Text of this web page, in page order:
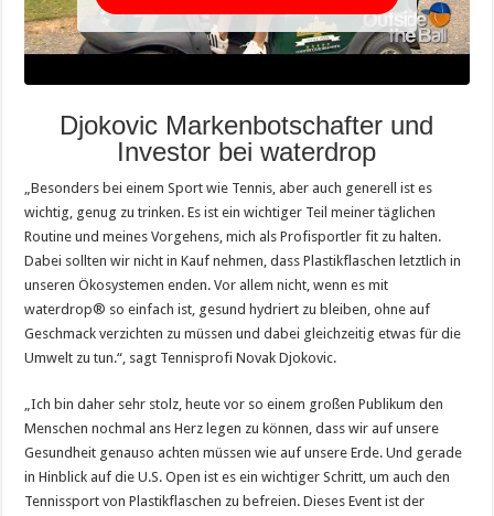
Djokovic Markenbotschafter und
Investor bei waterdrop
„Besonders bei einem Sport wie Tennis, aber auch generell ist es
wichtig, genug zu trinken. Es ist ein wichtiger Teil meiner täglichen
Routine und meines Vorgehens, mich als Profisportler fit zu halten.
Dabei sollten wir nicht in Kauf nehmen, dass Plastikflaschen letztlich in
unseren Ökosystemen enden. Vor allem nicht, wenn es mit
waterdrop® so einfach ist, gesund hydriert zu bleiben, ohne auf
Geschmack verzichten zu müssen und dabei gleichzeitig etwas für die
Umwelt zu tun.“, sagt Tennisprofi Novak Djokovic.
„Ich bin daher sehr stolz, heute vor so einem großen Publikum den
Menschen nochmal ans Herz legen zu können, dass wir auf unsere
Gesundheit genauso achten müssen wie auf unsere Erde. Und gerade
in Hinblick auf die U.S. Open ist es ein wichtiger Schritt, um auch den
Tennissport von Plastikflaschen zu befreien. Dieses Event ist der